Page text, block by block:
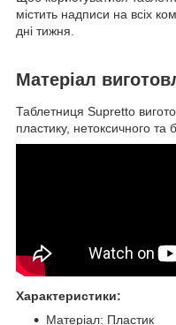
містить надписи на всіх
дні тижня.
Матеріал
Таблетниця Supretto
пластику, нетоксичного та
Характеристики:
Матеріал: Пластик